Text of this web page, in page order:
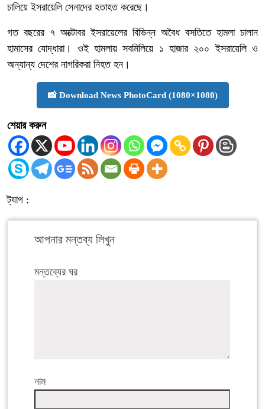
চালিয়ে ইসরায়েলি সেনাদের হতাহত করেছে।
গত বছরের ৭ অক্টোবর ইসরায়েলের বিভিন্ন অবৈধ বসতিতে হামলা চালান
হামাসের যোদ্ধারা। ওই হামলায় সবমিলিয়ে ১ হাজার ২০০ ইসরায়েলি ও
অন্যান্য দেশের নাগরিকরা নিহত হন।
📸 Download News PhotoCard (1080×1080)
শেয়ার করুন
ট্যাগ :
আপনার মন্তব্য লিখুন
মন্তব্যের ঘর
নাম